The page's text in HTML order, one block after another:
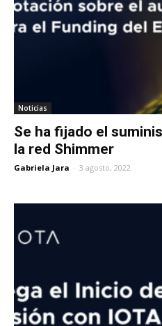
Noticias
Se ha fijado el
la red Shimmer
Gabriela Jara - 3 agosto, 2022